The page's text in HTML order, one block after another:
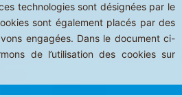
technologies sont désignées par le
sont également placés par des
engagées. Dans le document ci-
de l’utilisation des cookies sur